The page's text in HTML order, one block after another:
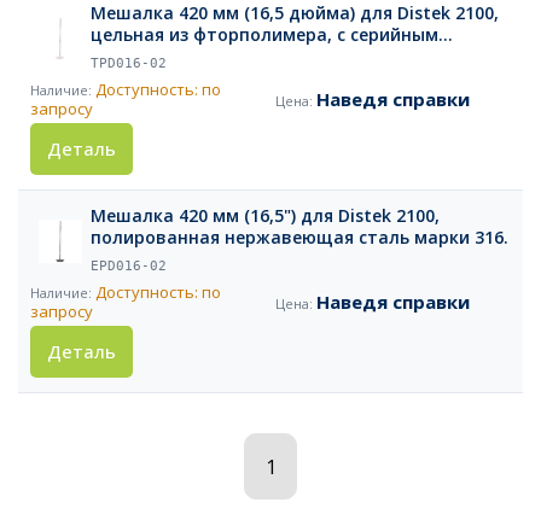
Мешалка 420 мм (16,5 дюйма) для Distek 2100,
цельная из фторполимера, с серийным
номером
TPD016-02
Доступность: по
запросу
Наведя справки
Деталь
Мешалка 420 мм (16,5") для Distek 2100,
полированная нержавеющая сталь марки 316.
EPD016-02
Доступность: по
запросу
Наведя справки
Деталь
1